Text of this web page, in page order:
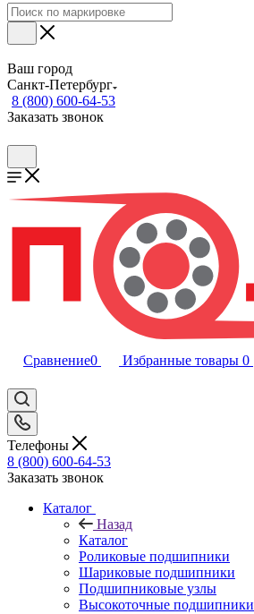
Ваш город
Санкт-Петербург
8 (800) 600-64-53
Заказать звонок
Сравнение0 Избранные товары 0
Телефоны
8 (800) 600-64-53
Заказать звонок
Каталог
Назад
Каталог
Роликовые подшипники
Шариковые подшипники
Подшипниковые узлы
Высокоточные подшипники